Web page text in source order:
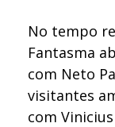
No tempo
Fantasma
com Neto
visitantes
com